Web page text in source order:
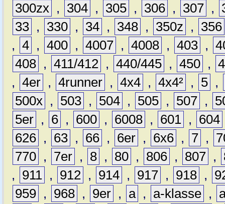
300zx , 304 , 305 , 306 , 307 ,
33 , 330 , 34 , 348 , 350z ,
356
, 4 , 400 , 4007 , 4008 , 403 ,
408 , 411/412 , 440/445 , 450 ,
, 4er , 4runner , 4x4 , 4x4² , 5 ,
500x , 503 , 504 , 505 , 507 ,
5er , 6 , 600 , 6008 , 601 , 604
626 , 63 , 66 , 6er , 6x6 , 7 ,
770 , 7er , 8 , 80 , 806 , 807 ,
,
911 , 912 , 914 , 917 , 918 ,
959 , 968 , 9er , a , a-klasse ,